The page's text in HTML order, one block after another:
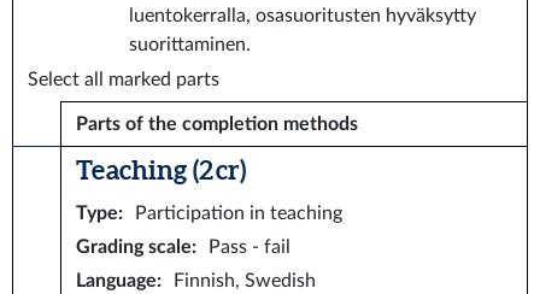
luentokerralla, osasuoritusten hyväksytty
suorittaminen.
Select all marked parts
Parts of the completion methods
Teaching (2 cr)
Type:
Participation in teaching
Grading scale:
Pass - fail
Language: Finnish, Swedish